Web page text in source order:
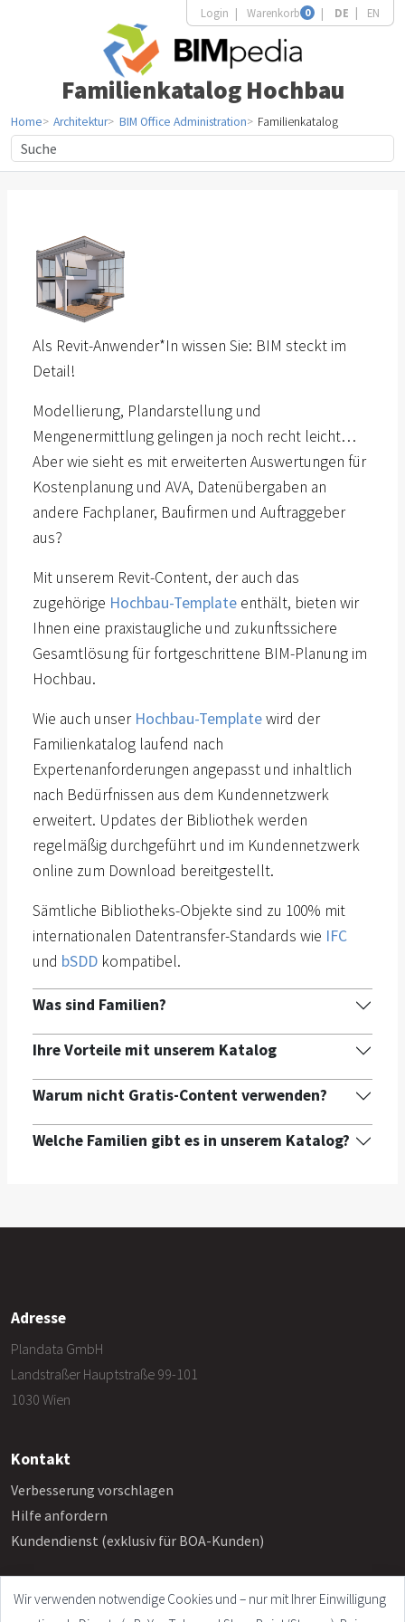
Login Warenkorb 0 DE EN
Familienkatalog Hochbau
Home Architektur BIM Office Administration Familienkatalog
Als Revit-Anwender*In wissen Sie: BIM steckt im
Detail!
Modellierung, Plandarstellung und
Mengenermittlung gelingen ja noch recht leicht…
Aber wie sieht es mit erweiterten Auswertungen für
Kostenplanung und AVA, Datenübergaben an
andere Fachplaner, Baufirmen und Auftraggeber
aus?
Mit unserem Revit-Content, der auch das
zugehörige Hochbau-Template enthält, bieten wir
Ihnen eine praxistaugliche und zukunftssichere
Gesamtlösung für fortgeschrittene BIM-Planung im
Hochbau.
Wie auch unser Hochbau-Templatewird der
Familienkatalog laufend nach
Expertenanforderungen angepasst und inhaltlich
nach Bedürfnissen aus dem Kundennetzwerk
erweitert. Updates der Bibliothek werden
regelmäßig durchgeführt und im Kundennetzwerk
online zum Download bereitgestellt.
Sämtliche Bibliotheks-Objekte sind zu 100% mit
internationalen Datentransfer-Standards wie IFC
und bSDD kompatibel.
Was sind Familien?
Ihre Vorteile mit unserem Katalog
Warum nicht Gratis-Content verwenden?
Welche Familien gibt es in unserem Katalog?
Adresse
Plandata GmbH
Landstraßer Hauptstraße 99-101
1030 Wien
Kontakt
Verbesserung vorschlagen
Hilfe anfordern
Kundendienst (exklusiv für BOA-Kunden)
Info
Wir verwenden notwendige Cookies und – nur mit Ihrer Einwilligung